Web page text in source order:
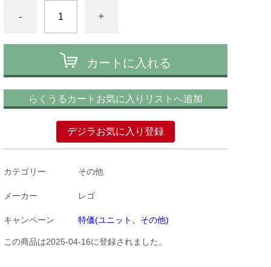
- +
カートに入れる
らくうるカートお気に入りリストへ追加
デジラお気に入り登録
カテゴリー その他
メーカー レゴ
キャンペーン 特価(ユニット、その他)
この商品は2025-04-16に登録されました。